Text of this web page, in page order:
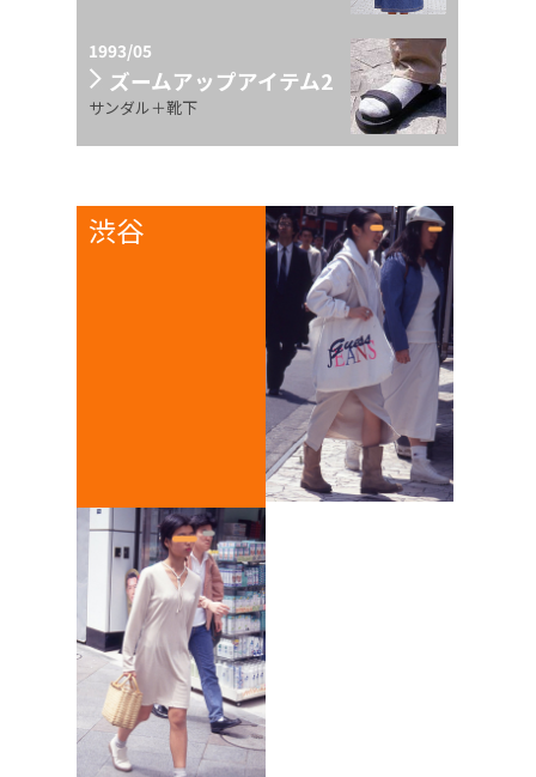
1993/05
ズームアップアイテム2
サンダル＋靴下
渋谷